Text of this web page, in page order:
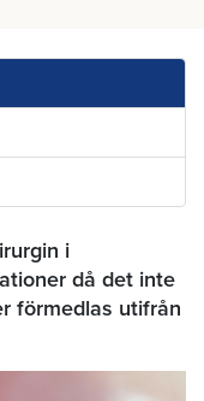
i
då det inte
förmedlas utifrån